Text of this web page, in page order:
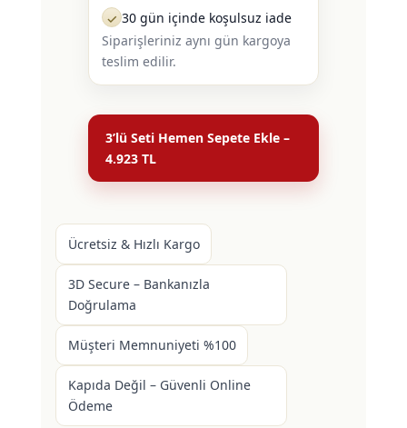
✓ 30 gün içinde koşulsuz iade
Siparişleriniz aynı gün kargoya
teslim edilir.
3’lü Seti Hemen Sepete Ekle –
4.923 TL
Ücretsiz & Hızlı Kargo
3D Secure – Bankanızla
Doğrulama
Müşteri Memnuniyeti %100
Kapıda Değil – Güvenli Online
Ödeme